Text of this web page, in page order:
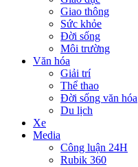
Giao thông
Sức khỏe
Đời sống
Môi trường
Văn hóa
Giải trí
Thể thao
Đời sống văn hóa
Du lịch
Xe
Media
Công luận 24H
Rubik 360